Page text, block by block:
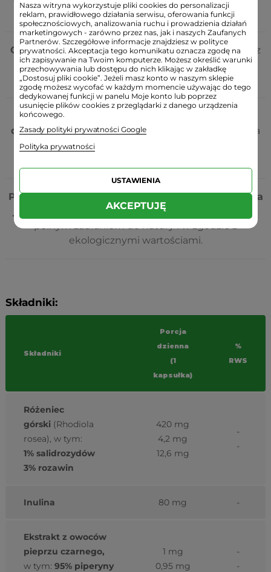
natury.
Opakowania to świadome wybory. Szklane słoiki z
aluminiowymi nakrętkami, aby wspierać ideę zero
waste i dbać o środowisko.
Zdrowe produkty bez zbędnych, szkodliwych
dodatków. Zdrowa żywność powinna być dostępna
dla każdego, w atrakcyjnej cenie, jednocześnie
Priorytetem jest zdrowie, naturalność i najwyższa
. Produkty Biowen to wsparcie dla zdrowia, z
pełnym zaufaniem do natury i w zgodzie z
ekologicznymi wartościami.
Składniki:
Składniki
Porcja
dzienna
(1
kapsułka)
%
RWS
Różeniec
górski (Rhodiola
rosea), w tym:
1% salidrozydów
3% rozawin
420 mg
4,2 mg
12,6 mg
-
-
Inulina 80 mg -
Ekstrakt z owoców
pieprzu czarnego,
w tym: 95% piperyny
1 mg
0,95 mg
-
-
Nasza witryna wykorzystuje pliki cookies do personalizacji
reklam, prawidłowego działania serwisu, oferowania funkcji
społecznościowych, analizowania ruchu i prowadzienia działań
marketingowych - zarówno przez nas, jak i naszych Zaufanych
Partnerów. Szczegółowe informacje znajdziesz w polityce
prywatności. Akceptacja tego komunikatu oznacza zgodę na
ich zapisywanie na Twoim komputerze. Możesz określić warunki
przechowywania lub dostępu do nich klikając w zakładkę
„Dostosuj pliki cookie”. Jeżeli masz konto w naszym sklepie
zgodę możesz wycofać w każdym momencie używając do tego
dedykowanej funkcji w panelu Moje konto lub poprzez
usunięcie plików cookies z przeglądarki z danego urządzenia
końcowego.
Zasady polityki prywatności Google
Polityka prywatności
USTAWIENIA
AKCEPTUJĘ